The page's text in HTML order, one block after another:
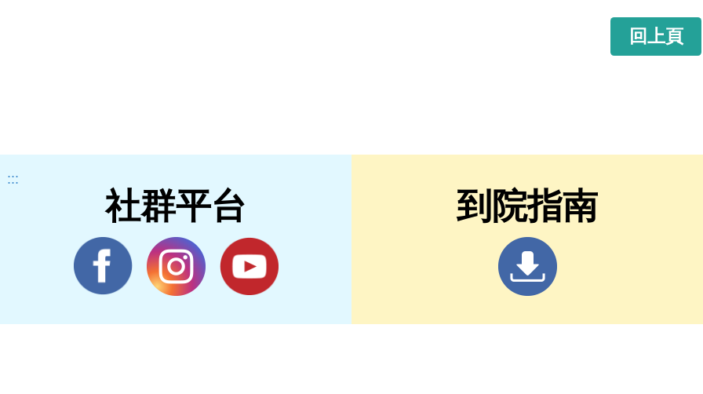
回上頁
:::
社群平台 到院指南